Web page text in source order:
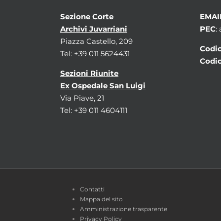
Sezione Corte
Archivi Juvarriani
Piazza Castello, 209
Tel: +39 011 5624431
Sezioni Riunite
Ex Ospedale San Luigi
Via Piave, 21
Tel: +39 011 4604111
PEC:
Contatti
Mappa del sito
Amministrazione trasparente
Privacy Policy